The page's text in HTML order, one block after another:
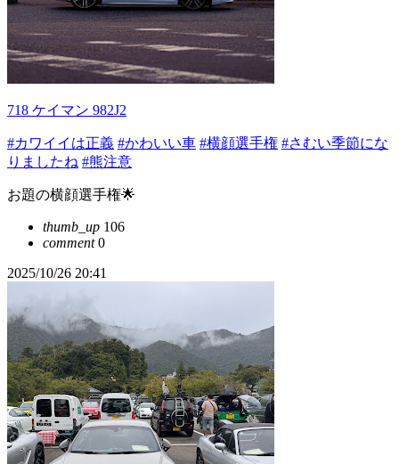
718 ケイマン 982J2
#カワイイは正義 #かわいい車 #横顔選手権 #さむい季節にな
りましたね #熊注意
お題の横顔選手権🌟
thumb_up 106
comment0
2025/10/26 20:41